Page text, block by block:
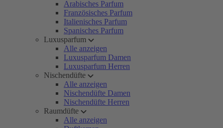
Arabisches Parfum
Französisches Parfum
Italienisches Parfum
Spanisches Parfum
Luxusparfum
Alle anzeigen
Luxusparfum Damen
Luxusparfum Herren
Nischendüfte
Alle anzeigen
Nischendüfte Damen
Nischendüfte Herren
Raumdüfte
Alle anzeigen